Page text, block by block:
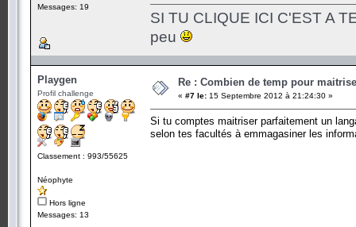
Messages: 19
SI TU CLIQUE ICI C'EST A
peu
Playgen
Profil challenge
Classement : 993/55625
Néophyte
Hors ligne
Messages: 13
Re : Combien de temp pour
« #7 le: 15 Septembre 2012 à 21:24:30 »
Si tu comptes maitriser parfaitement un
selon tes facultés à emmagasiner les